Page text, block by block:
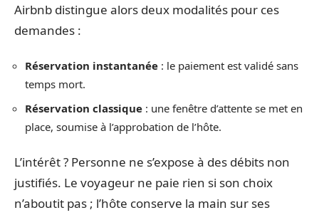
Airbnb distingue alors deux modalités pour ces
demandes :
Réservation instantanée : le paiement est validé sans
temps mort.
Réservation classique : une fenêtre d’attente se met en
place, soumise à l’approbation de l’hôte.
L’intérêt ? Personne ne s’expose à des débits non
justifiés. Le voyageur ne paie rien si son choix
n’aboutit pas ; l’hôte conserve la main sur ses